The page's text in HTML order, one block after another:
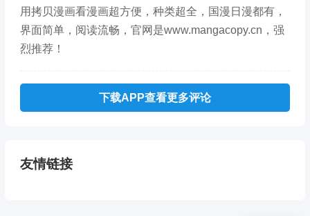
用拷贝漫画看漫画超方便，种类超全，国漫日漫都有，
界面简单，阅读流畅，官网是www.mangacopy.cn，强
烈推荐！
下载APP查看更多评论
友情链接